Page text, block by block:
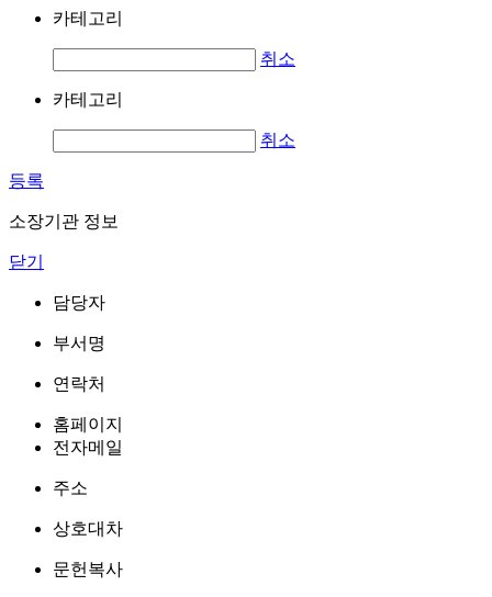
카테고리
취소
카테고리
취소
등록
소장기관 정보
닫기
담당자
부서명
연락처
홈페이지
전자메일
주소
상호대차
문헌복사